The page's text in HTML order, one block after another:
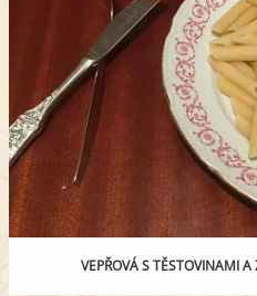
VEPŘOVÁ S TĚSTOVINAMI